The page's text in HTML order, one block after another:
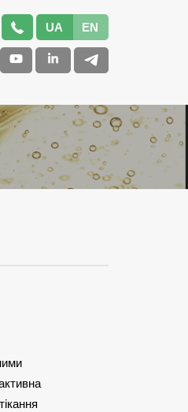
UA EN